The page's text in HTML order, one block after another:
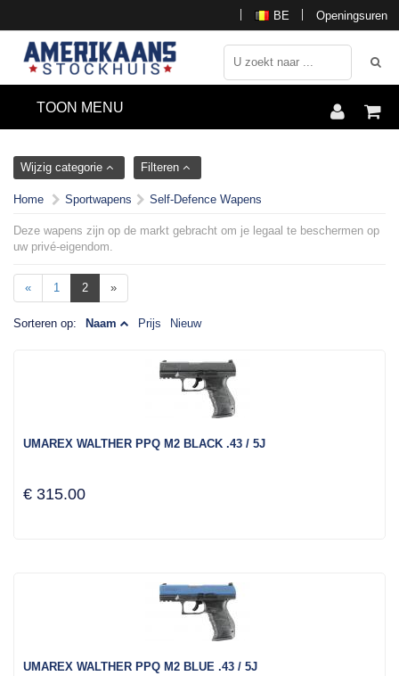
Openingsuren
BE
TOON MENU
Wijzig categorie Filteren
Home Sportwapens Self-Defence Wapens
Deze wapens zijn op de markt gebracht om je legaal te beschermen op
uw privé-eigendom.
« 1 2 »
Sorteren op: Naam Prijs Nieuw
UMAREX WALTHER PPQ M2 BLACK .43 / 5J
€ 315.00
UMAREX WALTHER PPQ M2 BLUE .43 / 5J